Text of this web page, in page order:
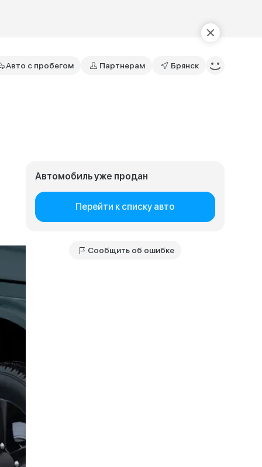
Авто с пробегом Партнерам Брянск
Автомобиль уже продан
Перейти к списку авто
Сообщить об ошибке